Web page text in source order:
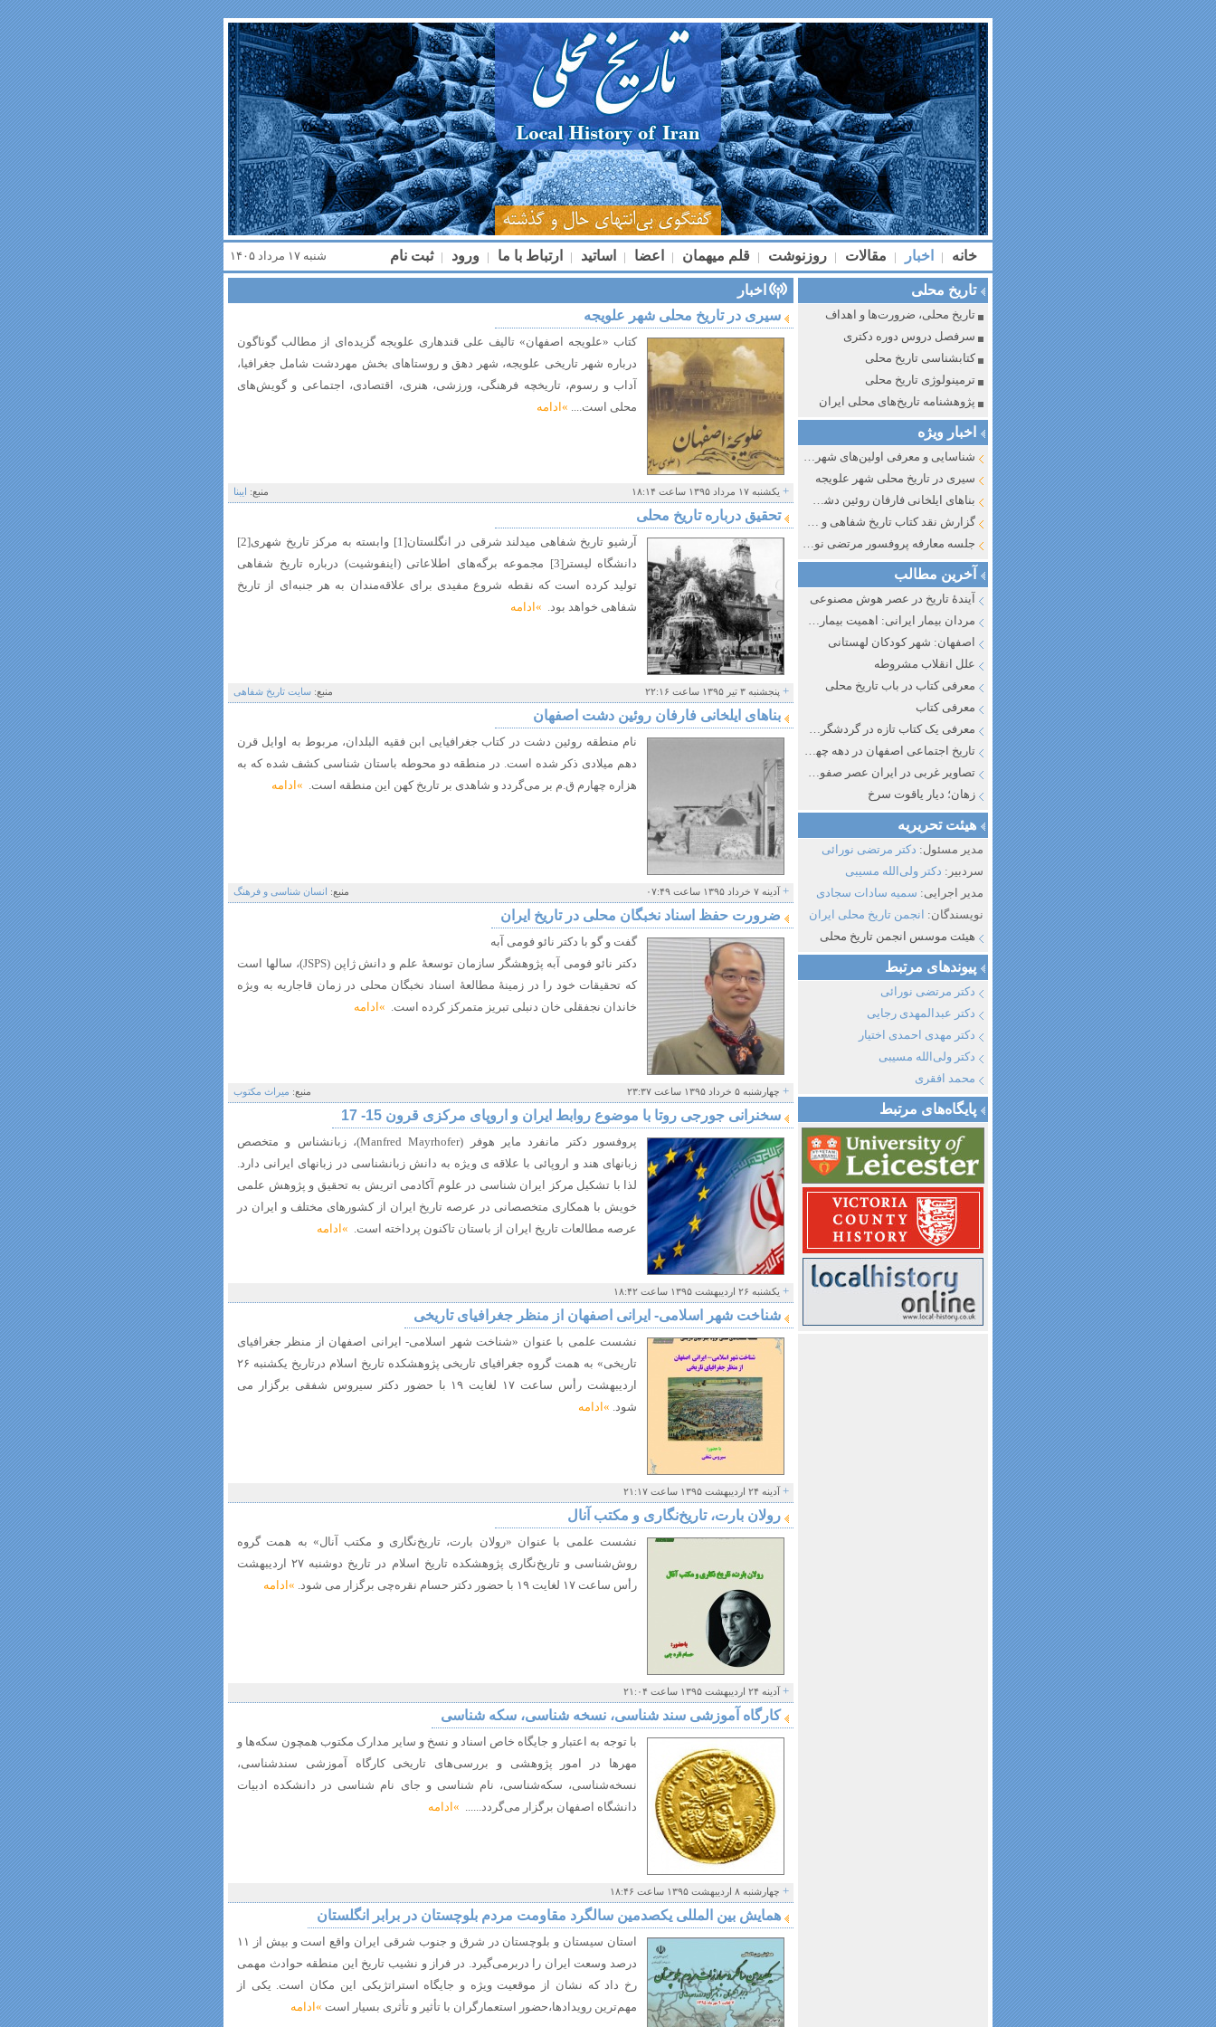
خانه | اخبار | مقالات | روزنوشت | قلم میهمان | اعضا | اساتید | ارتباط با ما | ورود | ثبت نام شنبه ۱۷ مرداد ۱۴۰۵
تاریخ محلی
تاریخ محلی، ضرورت‌ها و اهداف
سرفصل دروس دوره دکتری
کتابشناسی تاریخ محلی
ترمینولوژی تاریخ محلی
پژوهشنامه تاریخ‌های محلی ایران
اخبار ویژه
شناسایی و معرفی اولین‌های شهر مشهد
سیری در تاریخ محلی شهر علویجه
بناهای ایلخانی فارفان روئین دشت اصفهان
گزارش نقد کتاب تاریخ شفاهی و جایگاه آن در تاریخ نگاری معاصر ایران ۱۳۸۵-۱۳۵۸
جلسه معارفه پروفسور مرتضی نورائی در دپارتمان شرق‌شناسی دانشگاه صوفیا، بلغارستان
آخرین مطالب
آیندهٔ تاریخ در عصر هوش مصنوعی
مردان بیمار ایرانی: اهمیت بیماری به عنوان عاملی در تفسیر تاریخ سیاسی ایران جدید
اصفهان: شهر کودکان لهستانی
علل انقلاب مشروطه
معرفی کتاب در باب تاریخ محلی
معرفی کتاب
معرفی یک کتاب تازه در گردشگری اصفهان
تاریخ اجتماعی اصفهان در دهه چهل و پنجاه از نگاه طنز نوروز جمشاد
تصاویر غربی در ایران عصر صفوی و قاجار
زهان؛ دیار یاقوت سرخ
هیئت تحریریه
مدیر مسئول: دکتر مرتضی نورائی
سردبیر: دکتر ولی‌الله مسیبی
مدیر اجرایی: سمیه سادات سجادی
نویسندگان: انجمن تاریخ محلی ایران
هیئت موسس انجمن تاریخ محلی
پیوند‌های مرتبط
دکتر مرتضی نورائی
دکتر عبدالمهدی رجایی
دکتر مهدی احمدی اختیار
دکتر ولی‌الله مسیبی
محمد افقری
پایگاه‌های مرتبط
اخبار
سیری در تاریخ محلی شهر علویجه
کتاب «علویجه اصفهان» تالیف علی قندهاری علویجه گزیده‌ای از مطالب گوناگون
درباره شهر تاریخی علویجه، شهر دهق و روستاهای بخش مهردشت شامل جغرافیا،
آداب و رسوم، تاریخچه فرهنگی، ورزشی، هنری، اقتصادی، اجتماعی و گویش‌های
محلی است.... »ادامه
+ یکشنبه ۱۷ مرداد ۱۳۹۵ ساعت ۱۸:۱۴ منبع: ایبنا
تحقیق درباره تاریخ محلی
آرشیو تاریخ شفاهی میدلند شرقی در انگلستان[1] وابسته به مرکز تاریخ شهری[2]
دانشگاه لیستر[3] مجموعه برگه‌های اطلاعاتی (اینفوشیت) درباره تاریخ شفاهی
تولید کرده است که نقطه شروع مفیدی برای علاقه‌مندان به هر جنبه‌ای از تاریخ
شفاهی خواهد بود. »ادامه
+ پنجشنبه ۳ تیر ۱۳۹۵ ساعت ۲۲:۱۶ منبع: سایت تاریخ شفاهی
بناهای ایلخانی فارفان روئین دشت اصفهان
نام منطقه روئین دشت در کتاب جغرافیایی ابن فقیه البلدان، مربوط به اوایل قرن
دهم میلادی ذکر شده است. در منطقه دو محوطه باستان شناسی کشف شده که به
هزاره چهارم ق.م بر می‌گردد و شاهدی بر تاریخ کهن این منطقه است. »ادامه
+ آدینه ۷ خرداد ۱۳۹۵ ساعت ۰۷:۴۹ منبع: انسان شناسی و فرهنگ
ضرورت حفظ اسناد نخبگان محلی در تاریخ ایران
گفت و گو با دکتر نائو فومی آبه
دکتر نائو فومی آبه پژوهشگر سازمان توسعۀ علم و دانش ژاپن (JSPS)، سالها است
که تحقیقات خود را در زمینۀ مطالعۀ اسناد نخبگان محلی در زمان قاجاریه به ویژه
خاندان نجفقلی خان دنبلی تبریز متمرکز کرده است. »ادامه
+ چهارشنبه ۵ خرداد ۱۳۹۵ ساعت ۲۳:۳۷ منبع: میراث مکتوب
سخنرانی جورجی روتا با موضوع روابط ایران و اروپای مرکزی قرون 15- 17
پروفسور دکتر مانفرد مایر هوفر (Manfred Mayrhofer)، زبانشناس و متخصص
زبانهای هند و اروپائی با علاقه ی ویژه به دانش زبانشناسی در زبانهای ایرانی دارد.
لذا با تشکیل مرکز ایران شناسی در علوم آکادمی اتریش به تحقیق و پژوهش علمی
خویش با همکاری متخصصانی در عرصه تاریخ ایران از کشورهای مختلف و ایران در
عرصه مطالعات تاریخ ایران از باستان تاکنون پرداخته است. »ادامه
+ یکشنبه ۲۶ اردیبهشت ۱۳۹۵ ساعت ۱۸:۴۲
شناخت شهر اسلامی- ایرانی اصفهان از منظر جغرافیای تاریخی
نشست علمی با عنوان «شناخت شهر اسلامی- ایرانی اصفهان از منظر جغرافیای
تاریخی» به همت گروه جغرافیای تاریخی پژوهشکده تاریخ اسلام درتاریخ یکشنبه ۲۶
اردیبهشت رأس ساعت ۱۷ لغایت ۱۹ با حضور دکتر سیروس شفقی برگزار می
شود. »ادامه
+ آدینه ۲۴ اردیبهشت ۱۳۹۵ ساعت ۲۱:۱۷
رولان بارت، تاریخ‌نگاری و مکتب آنال
نشست علمی با عنوان «رولان بارت، تاریخ‌نگاری و مکتب آنال» به همت گروه
روش‌شناسی و تاریخ‌نگاری پژوهشکده تاریخ اسلام در تاریخ دوشنبه ۲۷ اردیبهشت
رأس ساعت ۱۷ لغایت ۱۹ با حضور دکتر حسام نقره‌چی برگزار می شود.
»ادامه
+ آدینه ۲۴ اردیبهشت ۱۳۹۵ ساعت ۲۱:۰۴
کارگاه آموزشی سند شناسی، نسخه شناسی، سکه شناسی
با توجه به اعتبار و جایگاه خاص اسناد و نسخ و سایر مدارک مکتوب همچون سکه‌ها و
مهر‌ها در امور پژوهشی و بررسی‌های تاریخی کارگاه آموزشی سند‌شناسی،
نسخه‌شناسی، سکه‌شناسی، نام شناسی و جای نام شناسی در دانشکده ادبیات
دانشگاه اصفهان برگزار می‌گردد...... »ادامه
+ چهارشنبه ۸ اردیبهشت ۱۳۹۵ ساعت ۱۸:۴۶
همایش بین المللی یکصدمین سالگرد مقاومت مردم بلوچستان در برابر انگلستان
استان سیستان و بلوچستان در شرق و جنوب شرقی ایران واقع است و بیش از ۱۱
درصد وسعت ایران را دربرمی‌گیرد. در فراز و نشیب تاریخ این منطقه حوادث مهمی
رخ داد که نشان از موقعیت ویژه و جایگاه استراتژیکی این مکان است. یکی از
مهم‌ترین رویدادها،حضور استعمارگران با تأثیر و تأثری بسیار است »ادامه